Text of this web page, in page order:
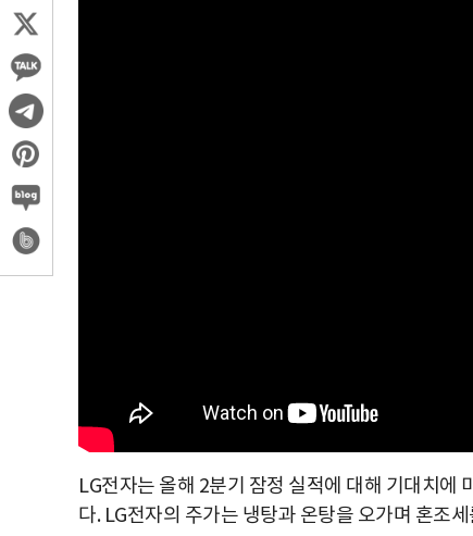
LG전자는 올해 2분기 잠정 실적에 대해 기대치에
다. LG전자의 주가는 냉탕과 온탕을 오가며 혼조